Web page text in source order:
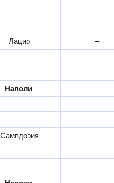
Лацио –
Наполи –
Сампдория –